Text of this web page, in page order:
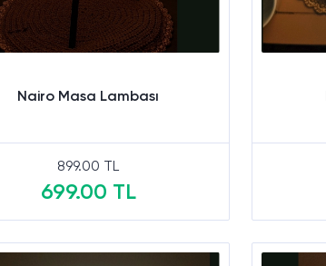
Nairo Masa Lambası
899.00 TL
699.00 TL